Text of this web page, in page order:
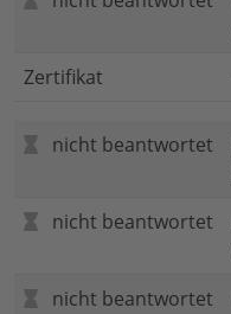
Zertifikat
nicht beantwortet
nicht beantwortet
nicht beantwortet